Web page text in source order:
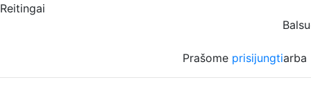
Reitingai
Prašome prisijungtiarba